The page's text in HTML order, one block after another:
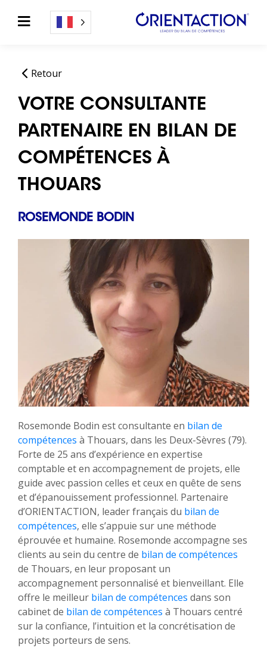
Retour
VOTRE CONSULTANTE
PARTENAIRE EN BILAN DE
COMPÉTENCES À
THOUARS
ROSEMONDE BODIN
Rosemonde Bodin est consultante en bilan de
compétences à Thouars, dans les Deux-Sèvres (79).
Forte de 25 ans d’expérience en expertise
comptable et en accompagnement de projets, elle
guide avec passion celles et ceux en quête de sens
et d’épanouissement professionnel. Partenaire
d’ORIENTACTION, leader français du bilan de
compétences, elle s’appuie sur une méthode
éprouvée et humaine. Rosemonde accompagne ses
clients au sein du centre de bilan de compétences
de Thouars, en leur proposant un
accompagnement personnalisé et bienveillant. Elle
offre le meilleur bilan de compétences dans son
cabinet de bilan de compétences à Thouars centré
sur la confiance, l’intuition et la concrétisation de
projets porteurs de sens.